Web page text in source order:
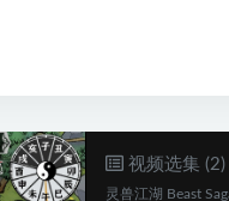
视频选集 (2)
灵兽江湖 Beast